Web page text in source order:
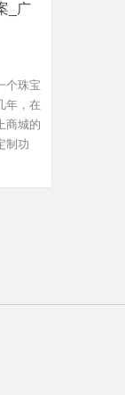
_广
个珠宝
年，在
商城的
制功